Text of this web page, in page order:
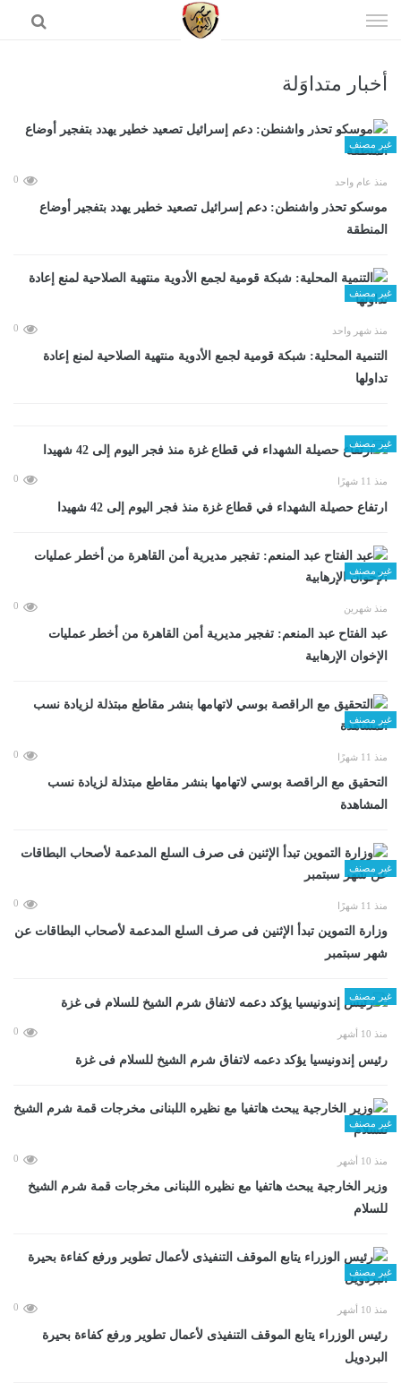
الى
أخبار متداوَلة
غير مصنف
منذ عام واحد 0
موسكو تحذر واشنطن: دعم إسرائيل تصعيد خطير يهدد بتفجير أوضاع
المنطقة
غير مصنف
منذ شهر واحد 0
التنمية المحلية: شبكة قومية لجمع الأدوية منتهية الصلاحية لمنع إعادة
تداولها
غير مصنف
منذ 11 شهرًا 0
ارتفاع حصيلة الشهداء في قطاع غزة منذ فجر اليوم إلى 42 شهيدا
غير مصنف
منذ شهرين 0
عبد الفتاح عبد المنعم: تفجير مديرية أمن القاهرة من أخطر عمليات
الإخوان الإرهابية
غير مصنف
منذ 11 شهرًا 0
التحقيق مع الراقصة بوسي لاتهامها بنشر مقاطع مبتذلة لزيادة نسب
المشاهدة
غير مصنف
منذ 11 شهرًا 0
وزارة التموين تبدأ الإثنين فى صرف السلع المدعمة لأصحاب البطاقات عن
شهر سبتمبر
غير مصنف
منذ 10 أشهر 0
رئيس إندونيسيا يؤكد دعمه لاتفاق شرم الشيخ للسلام فى غزة
غير مصنف
منذ 10 أشهر 0
وزير الخارجية يبحث هاتفيا مع نظيره اللبنانى مخرجات قمة شرم الشيخ
للسلام
غير مصنف
منذ 10 أشهر 0
رئيس الوزراء يتابع الموقف التنفيذى لأعمال تطوير ورفع كفاءة بحيرة
البردويل